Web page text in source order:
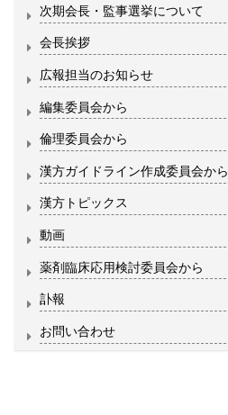
次期会長・監事選挙について
会長挨拶
広報担当のお知らせ
編集委員会から
倫理委員会から
漢方ガイドライン作成委員会から
漢方トピックス
動画
薬剤臨床応用検討委員会から
訃報
お問い合わせ